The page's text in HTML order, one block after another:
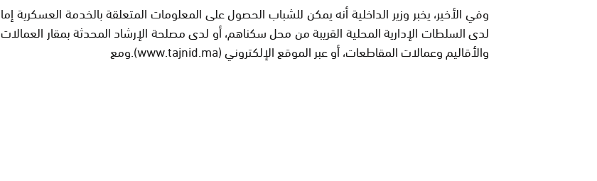
وفي الأخير، يخبر وزير الداخلية أنه يمكن للشباب الحصول على المعلومات المتعلقة بالخدمة العسكرية إما
لدى السلطات الإدارية المحلية القريبة من محل سكناهم، أو لدى مصلحة الإرشاد المحدثة بمقار العمالات
والأقاليم وعمالات المقاطعات، أو عبر الموقع الإلكتروني (www.tajnid.ma).ومع